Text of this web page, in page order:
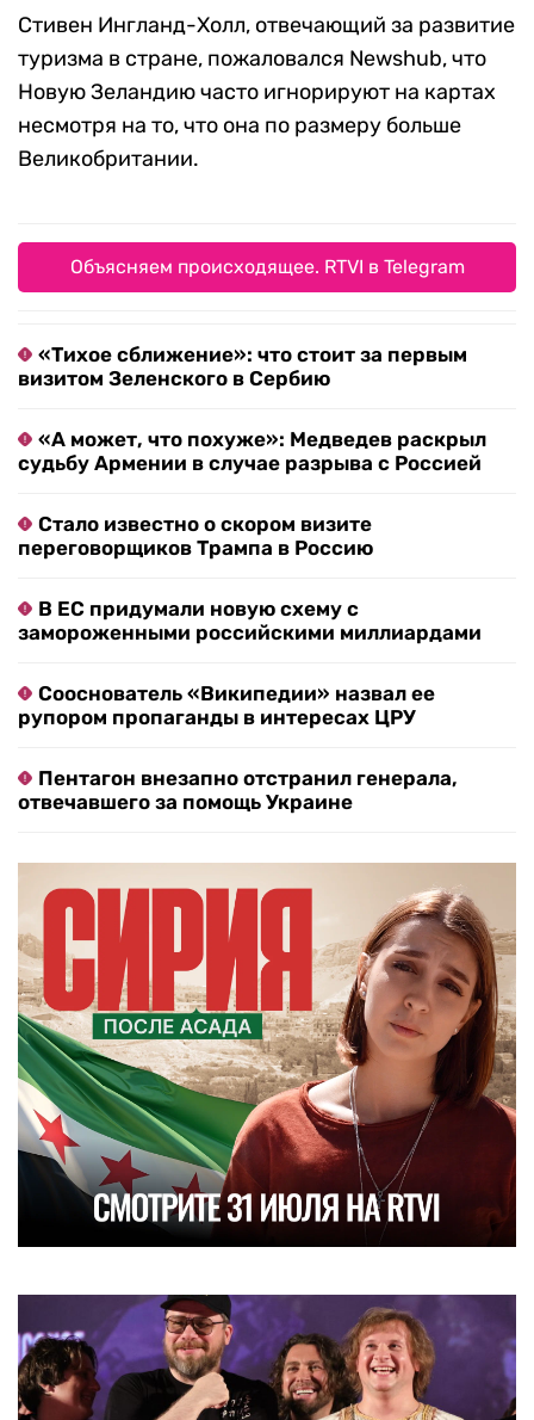
Стивен Ингланд-Холл, отвечающий за развитие
туризма в стране, пожаловался Newshub, что
Новую Зеландию часто игнорируют на картах
несмотря на то, что она по размеру больше
Великобритании.
Объясняем происходящее. RTVI в Telegram
«Тихое сближение»: что стоит за первым
визитом Зеленского в Сербию
«А может, что похуже»: Медведев раскрыл
судьбу Армении в случае разрыва с Россией
Стало известно о скором визите
переговорщиков Трампа в Россию
В ЕС придумали новую схему с
замороженными российскими миллиардами
Сооснователь «Википедии» назвал ее
рупором пропаганды в интересах ЦРУ
Пентагон внезапно отстранил генерала,
отвечавшего за помощь Украине